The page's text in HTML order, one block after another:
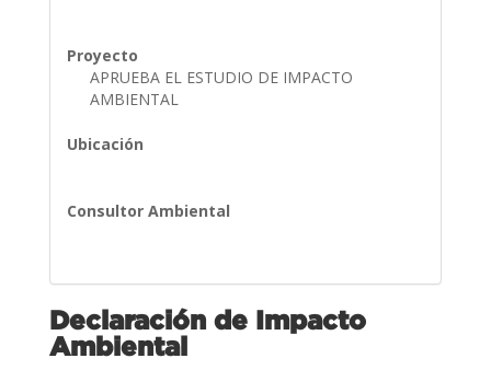
Proyecto
APRUEBA EL ESTUDIO DE IMPACTO
AMBIENTAL
Ubicación
Consultor Ambiental
Declaración de Impacto
Ambiental